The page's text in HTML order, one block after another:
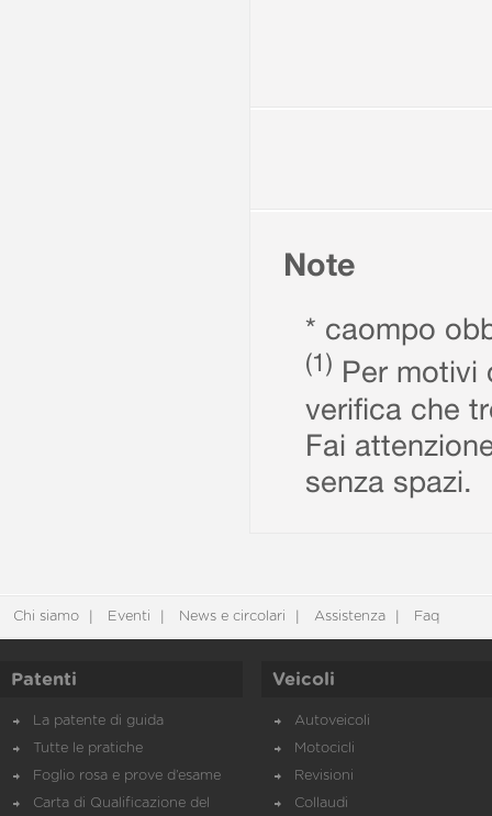
Note
* caompo
(1) Per motivi
verifica che
Fai
senza spazi.
Chi siamo Eventi News e circolari Assistenza Faq
Patenti
La patente di guida
Tutte le pratiche
Foglio rosa e prove d’esame
Carta di Qualificazione del
Veicoli
Autoveicoli
Motocicli
Revisioni
Collaudi